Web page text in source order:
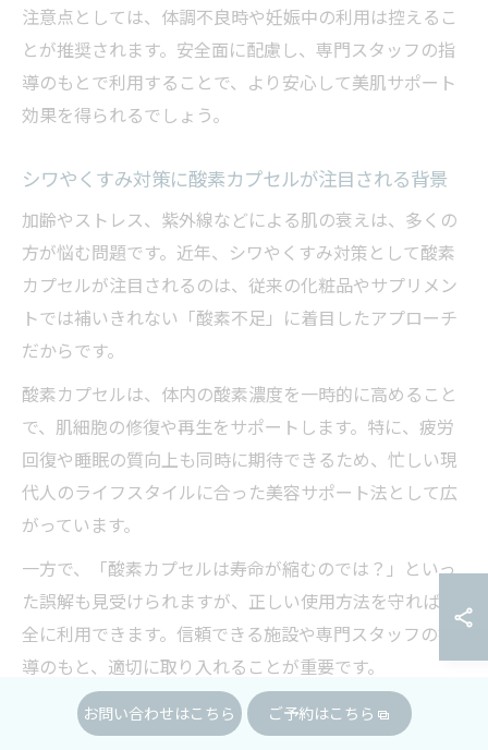
注意点としては、体調不良時や妊娠中の利用は控えるこ
とが推奨されます。安全面に配慮し、専門スタッフの指
導のもとで利用することで、より安心して美肌サポート
効果を得られるでしょう。
シワやくすみ対策に酸素カプセルが注目される背景
加齢やストレス、紫外線などによる肌の衰えは、多くの
方が悩む問題です。近年、シワやくすみ対策として酸素
カプセルが注目されるのは、従来の化粧品やサプリメン
トでは補いきれない「酸素不足」に着目したアプローチ
だからです。
酸素カプセルは、体内の酸素濃度を一時的に高めること
で、肌細胞の修復や再生をサポートします。特に、疲労
回復や睡眠の質向上も同時に期待できるため、忙しい現
代人のライフスタイルに合った美容サポート法として広
がっています。
一方で、「酸素カプセルは寿命が縮むのでは？」といっ
た誤解も見受けられますが、正しい使用方法を守れば安
全に利用できます。信頼できる施設や専門スタッフの指
導のもと、適切に取り入れることが重要です。
美容サポートとしての酸素カプセルの役割とは
お問い合わせはこちら ご予約はこちら